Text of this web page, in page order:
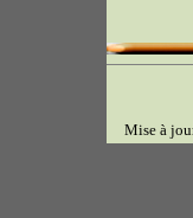
Mise à